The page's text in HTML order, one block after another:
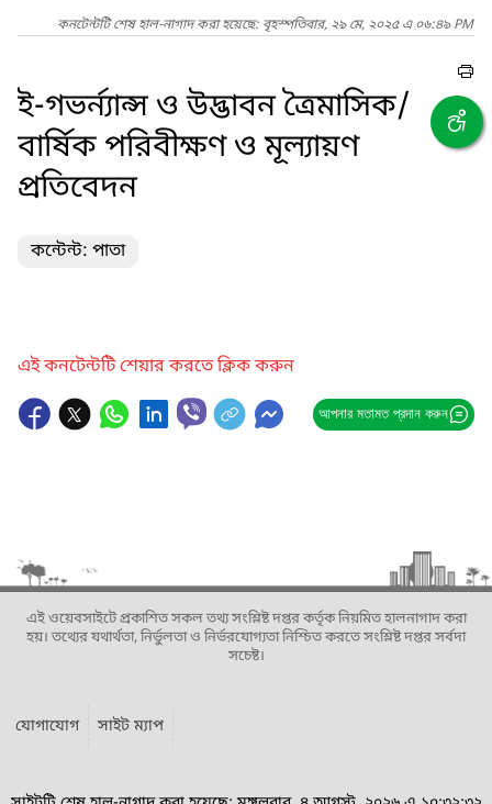
কনটেন্টটি শেষ হাল-নাগাদ করা হয়েছে: বৃহস্পতিবার, ২৯ মে, ২০২৫ এ ০৬:৪৯ PM
ই-গভর্ন্যান্স ও উদ্ভাবন ত্রৈমাসিক/
বার্ষিক পরিবীক্ষণ ও মূল্যায়ণ
প্রতিবেদন
কন্টেন্ট: পাতা
এই কনটেন্টটি শেয়ার করতে ক্লিক করুন
আপনার মতামত প্রদান করুন
এই ওয়েবসাইটে প্রকাশিত সকল তথ্য সংশ্লিষ্ট দপ্তর কর্তৃক নিয়মিত হালনাগাদ করা
হয়। তথ্যের যথার্থতা, নির্ভুলতা ও নির্ভরযোগ্যতা নিশ্চিত করতে সংশ্লিষ্ট দপ্তর সর্বদা
সচেষ্ট।
যোগাযোগ সাইট ম্যাপ